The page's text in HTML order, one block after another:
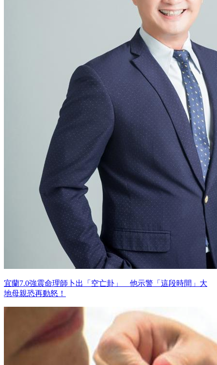
宜蘭7.0強震命理師卜出「空亡卦」 他示警「這段時間」大
地母親恐再動怒！